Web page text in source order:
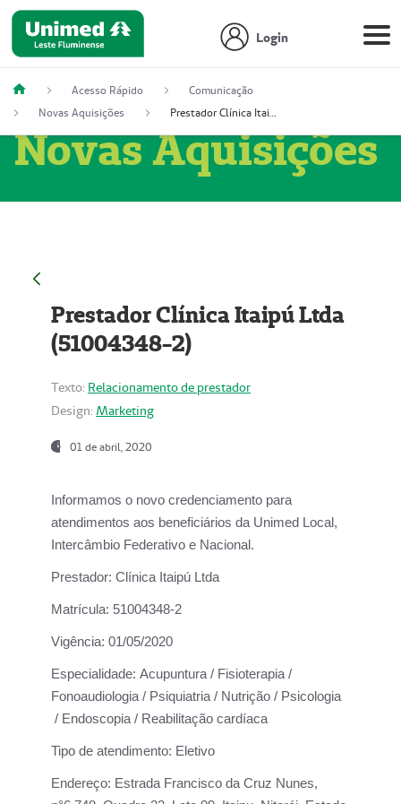
Login
Acesso Rápido
Comunicação
Novas Aquisições
Prestador Clínica Itaipú Ltda (51004348-2)
Novas Aquisições
Prestador Clínica Itaipú Ltda
(51004348-2)
Texto: Relacionamento de prestador
Design: Marketing
01 de abril, 2020
Informamos o novo credenciamento para
atendimentos aos beneficiários da Unimed Local,
Intercâmbio Federativo e Nacional.
Prestador: Clínica Itaipú Ltda
Matrícula: 51004348-2
Vigência: 01/05/2020
Especialidade: Acupuntura / Fisioterapia /
Fonoaudiologia / Psiquiatria / Nutrição / Psicologia
/ Endoscopia / Reabilitação cardíaca
Tipo de atendimento: Eletivo
Endereço: Estrada Francisco da Cruz Nunes,